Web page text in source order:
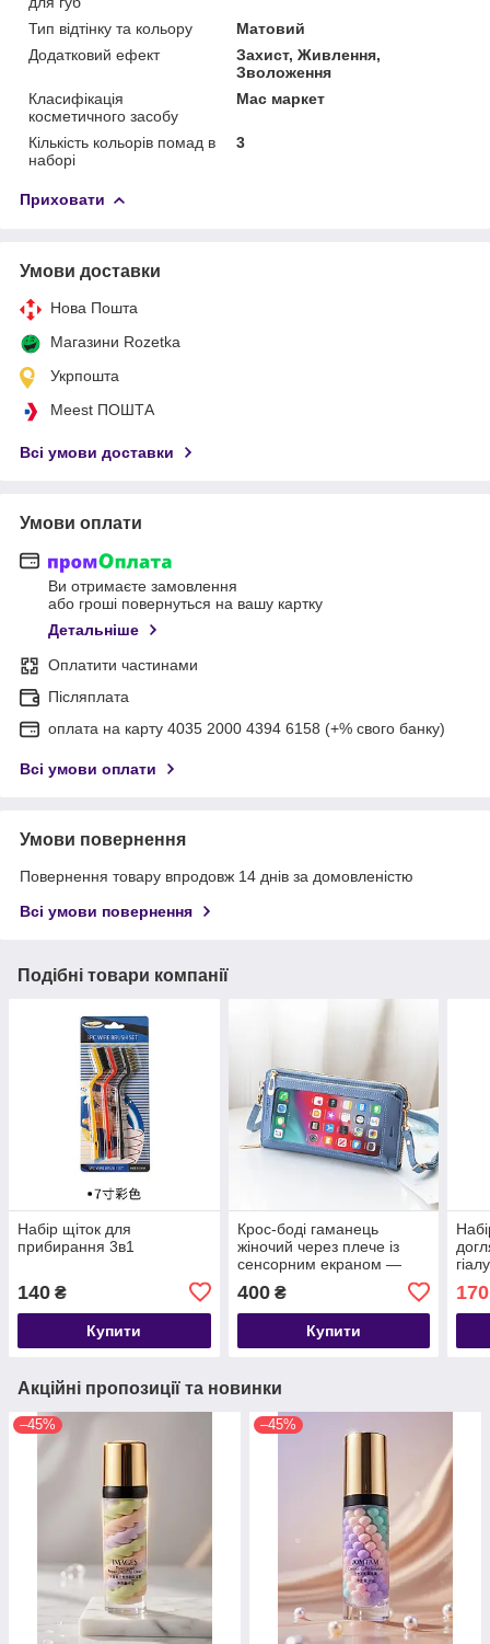
Тип відтінку та кольору
Матовий
Додатковий ефект
Захист, Живлення,
Зволоження
Класифікація
косметичного засобу
Мас маркет
Кількість кольорів помад в
наборі
3
Приховати
Умови доставки
Нова Пошта
Магазини Rozetka
Укрпошта
Meest ПОШТА
Всі умови доставки
Умови оплати
Ви отримаєте замовлення
або гроші повернуться на вашу картку
Детальніше
Оплатити частинами
Післяплата
оплата на карту 4035 2000 4394 6158 (+% свого банку)
Всі умови оплати
Умови повернення
Повернення товару впродовж 14 днів за домовленістю
Всі умови повернення
Подібні товари компанії
Набір щіток для
прибирання 3в1
140 ₴
Купити
Крос-боді гаманець
жіночий через плече із
сенсорним екраном —
400₴
Купити
170
Акційні пропозиції та новинки
–45% –45%